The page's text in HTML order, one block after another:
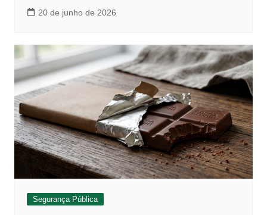
20 de junho de 2026
Segurança Pública